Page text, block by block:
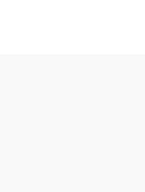
50 micrograms, Iodine